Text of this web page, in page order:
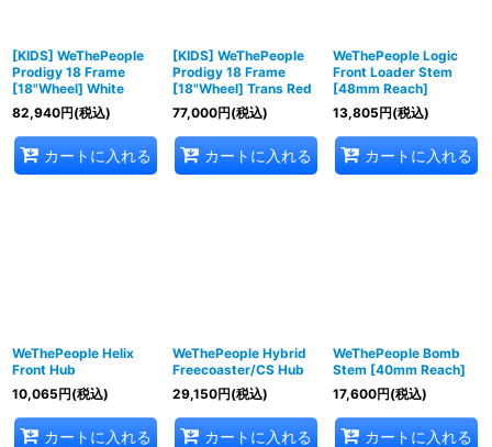
[KIDS] WeThePeople
Prodigy 18 Frame
[18"Wheel] White
82,940円(税込)
カートに入れる
[KIDS] WeThePeople
Prodigy 18 Frame
[18"Wheel] Trans Red
77,000円(税込)
カートに入れる
WeThePeople Logic
Front Loader Stem
[48mm Reach]
13,805円(税込)
カートに入れる
WeThePeople Helix
Front Hub
10,065円(税込)
カートに入れる
WeThePeople Hybrid
Freecoaster/CS Hub
29,150円(税込)
カートに入れる
WeThePeople Bomb
Stem [40mm Reach]
17,600円(税込)
カートに入れる